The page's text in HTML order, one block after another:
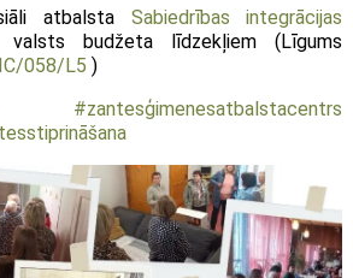
atbalsta Sabiedrības integrācijas
budžeta līdzekļiem (Līgums
058/L5 )
#zantesģimenesatbalstacentrs